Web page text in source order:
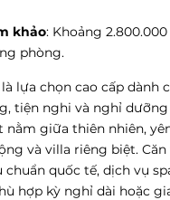
khảo: Khoảng
phòng.
lựa chọn cao cấp dành
tiện nghi và nghỉ
nằm giữa thiên nhiên,
và villa riêng biệt.
quốc tế, dịch vụ
hợp kỳ nghỉ dài hoặc